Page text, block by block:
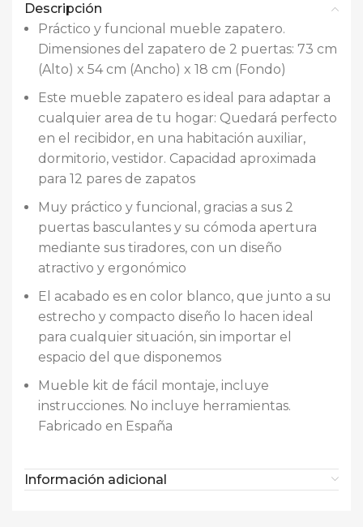
Descripción
Práctico y funcional mueble zapatero.
Dimensiones del zapatero de 2 puertas: 73 cm
(Alto) x 54 cm (Ancho) x 18 cm (Fondo)
Este mueble zapatero es ideal para adaptar a
cualquier area de tu hogar: Quedará perfecto
en el recibidor, en una habitación auxiliar,
dormitorio, vestidor. Capacidad aproximada
para 12 pares de zapatos
Muy práctico y funcional, gracias a sus 2
puertas basculantes y su cómoda apertura
mediante sus tiradores, con un diseño
atractivo y ergonómico
El acabado es en color blanco, que junto a su
estrecho y compacto diseño lo hacen ideal
para cualquier situación, sin importar el
espacio del que disponemos
Mueble kit de fácil montaje, incluye
instrucciones. No incluye herramientas.
Fabricado en España
Información adicional